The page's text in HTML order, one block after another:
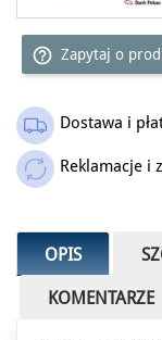
help_outline Zapytaj o
Dostawa i
Reklamacje i
OPIS
KOMENTARZE